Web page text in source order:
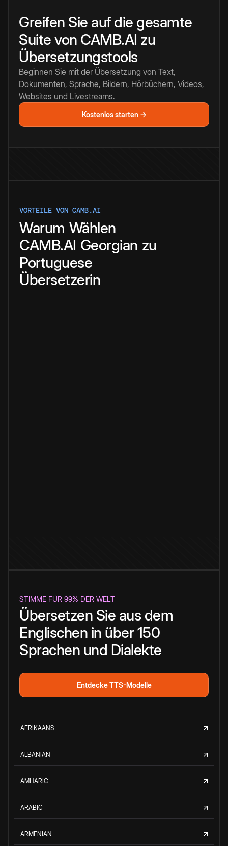
Greifen Sie auf die gesamte
Suite von CAMB.AI zu
Übersetzungstools
Beginnen Sie mit der Übersetzung von Text,
Dokumenten, Sprache, Bildern, Hörbüchern, Videos,
Websites und Livestreams.
Kostenlos starten →
VORTEILE VON CAMB.AI
Warum Wählen
CAMB.AI Georgian zu
Portuguese
Übersetzerin
STIMME FÜR 99% DER WELT
Übersetzen Sie aus dem
Englischen in über 150
Sprachen und Dialekte
Entdecke TTS-Modelle
AFRIKAANS
ALBANIAN
AMHARIC
ARABIC
ARMENIAN